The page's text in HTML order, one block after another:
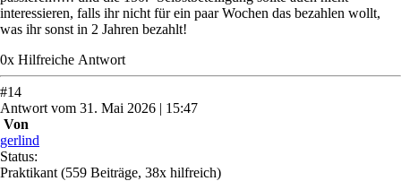
interessieren, falls ihr nicht für ein paar Wochen das bezahlen wollt,
was ihr sonst in 2 Jahren bezahlt!
0x Hilfreiche Antwort
#14
Antwort vom 31. Mai 2026 | 15:47
Von
gerlind
Status:
Praktikant (559 Beiträge, 38x hilfreich)